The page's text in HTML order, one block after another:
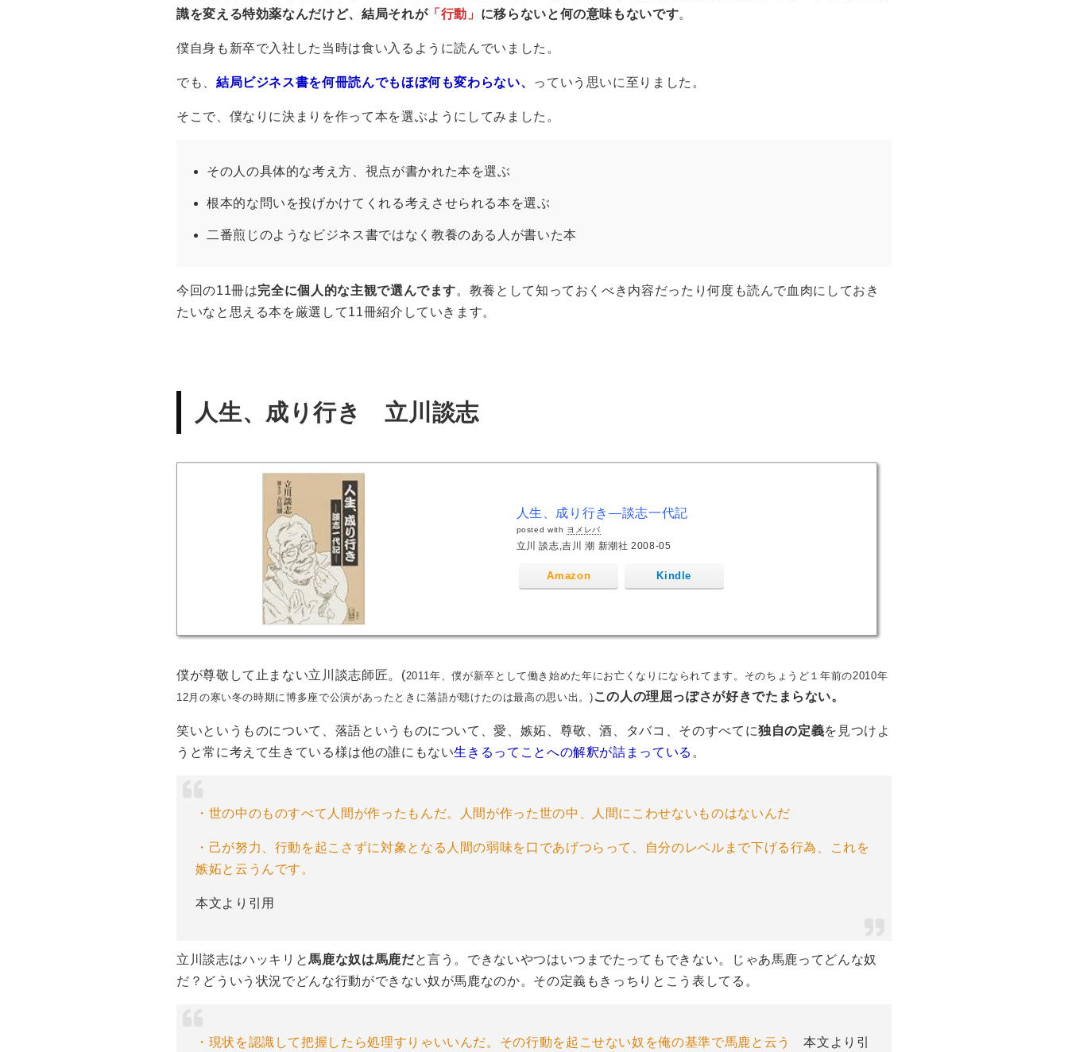
識を変える特効薬なんだけど、結局それが「行動」 に移らないと何の意味もないです。
僕自身も新卒で入社した当時は食い入るように読んでいました。
でも、 結局ビジネス書を何冊読んでもほぼ何も変わらない、 っていう思いに至りました。
そこで、僕なりに決まりを作って本を選ぶようにしてみました。
その人の具体的な考え方、視点が書かれた本を選ぶ
根本的な問いを投げかけてくれる考えさせられる本を選ぶ
二番煎じのようなビジネス書ではなく教養のある人が書いた本
今回の11冊は完全に個人的な主観で選んでます。教養として知っておくべき内容だったり何度も読んで血肉にしておき
たいなと思える本を厳選して11冊紹介していきます。
人生、成り行き 立川談志
人生、成り行き―談志一代記
posted with ヨメレバ
立川 談志,吉川 潮 新潮社 2008-05
Amazon Kindle
僕が尊敬して止まない立川談志師匠。(2011年、僕が新卒として働き始めた年にお亡くなりになられてます。そのちょうど１年前の2010年
12月の寒い冬の時期に博多座で公演があったときに落語が聴けたのは最高の思い出。) この人の理屈っぽさが好きでたまらない。
笑いというものについて、落語というものについて、愛、嫉妬、尊敬、酒、タバコ、そのすべてに独自の定義を見つけよ
うと常に考えて生きている様は他の誰にもない生きるってことへの解釈が詰まっている 。
・世の中のものすべて人間が作ったもんだ。人間が作った世の中、人間にこわせないものはないんだ
・己が努力、行動を起こさずに対象となる人間の弱味を口であげつらって、自分のレベルまで下げる行為、これを
嫉妬と云うんです。
本文より引用
立川談志はハッキリと馬鹿な奴は馬鹿だと言う。できないやつはいつまでたってもできない。じゃあ馬鹿ってどんな奴
だ？どういう状況でどんな行動ができない奴が馬鹿なのか。その定義もきっちりとこう表してる。
・現状を認識して把握したら処理すりゃいいんだ。その行動を起こせない奴を俺の基準で馬鹿と云う本文より引